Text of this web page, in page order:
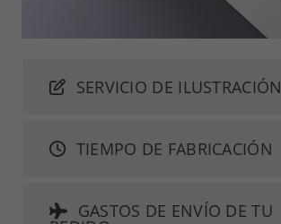
SERVICIO DE ILUSTRACIÓN
TIEMPO DE FABRICACIÓN
GASTOS DE ENVÍO DE TU